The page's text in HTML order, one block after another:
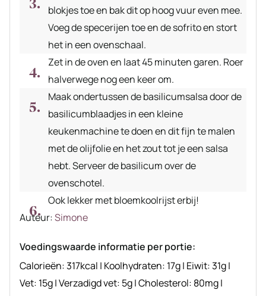
blokjes toe en bak dit op hoog vuur even mee.
Voeg de specerijen toe en de sofrito en stort
het in een ovenschaal.
Zet in de oven en laat 45 minuten garen. Roer
halverwege nog een keer om.
Maak ondertussen de basilicumsalsa door de
basilicumblaadjes in een kleine
keukenmachine te doen en dit fijn te malen
met de olijfolie en het zout tot je een salsa
hebt. Serveer de basilicum over de
ovenschotel.
Ook lekker met bloemkoolrijst erbij!
Auteur
Auteur:Simone
Voedingswaarde informatie per portie:
Calorieën:317kcal | Koolhydraten: 17g| Eiwit:31g|
Vet: 15g|Verzadigd vet: 5g|Cholesterol: 80mg|